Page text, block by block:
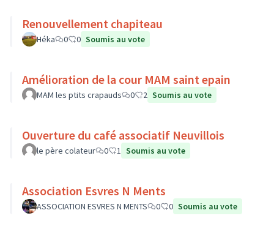
Renouvellement chapiteau
Héka 0 0 Soumis au vote
Amélioration de la cour MAM saint epain
MAM les ptits crapauds 0 2 Soumis au vote
Ouverture du café associatif Neuvillois
le père colateur 0 1 Soumis au vote
Association Esvres N Ments
ASSOCIATION ESVRES N MENTS 0 0 Soumis au vote